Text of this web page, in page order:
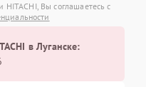
HITACHI, Вы соглашаетесь с
в Луганске: